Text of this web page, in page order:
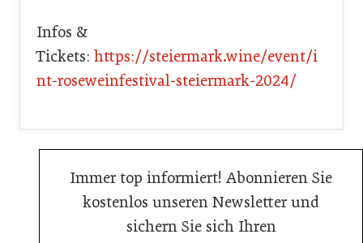
Infos &
Tickets: https://steiermark.wine/event/i
nt-roseweinfestival-steiermark-2024/
Immer top informiert! Abonnieren Sie
kostenlos unseren Newsletter und
sichern Sie sich Ihren